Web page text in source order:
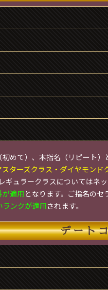
めて）、本指名（リピート）
スターズクラス・ダイヤモン
ギュラークラスについてはネ
が適用となります。ご指名のセ
ランクが適用されます。
デート